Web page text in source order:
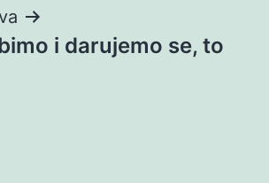
i darujemo se, to